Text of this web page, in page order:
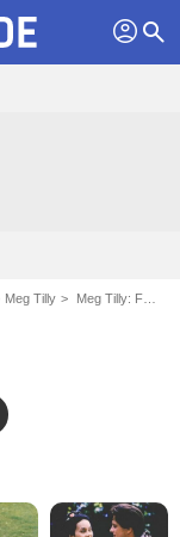
profil search
Meg Tilly Meg Tilly: Fotograflar